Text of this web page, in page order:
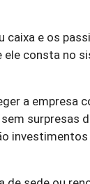
caixa e os
consta no
a empresa
surpresas
investimentos